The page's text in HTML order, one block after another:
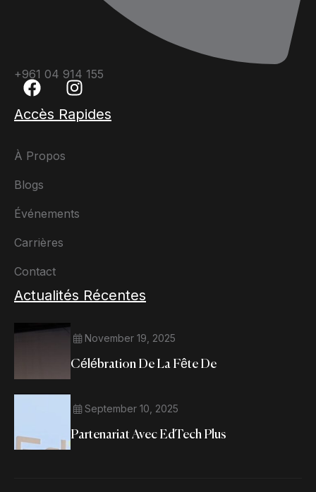
+961 04 914 155
Accès Rapides
À Propos
Blogs
Événements
Carrières
Contact
Actualités Récentes
November 19, 2025
Célébration De La Fête De
September 10, 2025
Partenariat Avec EdTech Plus